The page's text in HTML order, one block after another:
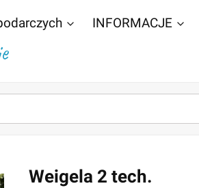
INFORMACJE
Weigela 2 tech.